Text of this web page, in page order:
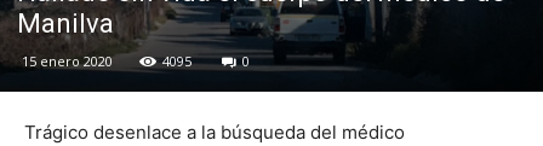
Manilva
15 enero 2020 4095 0
Trágico desenlace a la búsqueda del médico